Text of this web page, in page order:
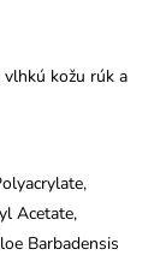
vlhkú kožu rúk a
Acetate,
Barbadensis